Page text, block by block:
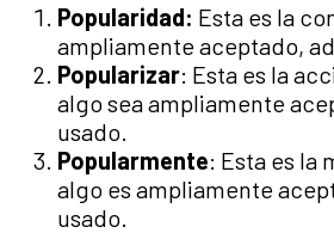
Popularidad: Esta es la
ampliamente aceptado,
Popularizar: Esta es la
algo sea ampliamente
usado.
Popularmente: Esta es la
algo es ampliamente
usado.